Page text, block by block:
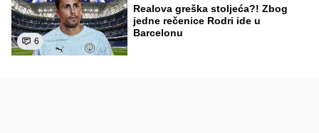
6
Realova greška stoljeća?! Zbog
jedne rečenice Rodri ide u
Barcelonu